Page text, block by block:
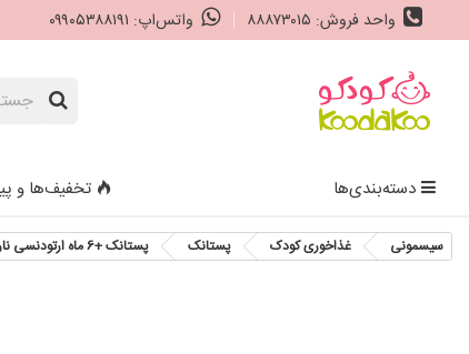
واحد فروش: ۸۸۸۷۳۰۱۵ واتس‌اپ: ۰۹۹۰۵۳۸۸۱۹۱
دسته‌بندی‌ها تخفیف‌ها و
سیسمونی غذاخوری کودک پستانک پستانک +6 ماه ارتودنسی نارنجی یومه Umee Ballon Pacifier Orthodontic